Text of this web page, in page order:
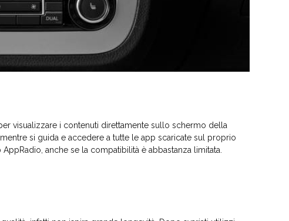
visualizzare i contenuti direttamente sullo schermo della
si guida e accedere a tutte le app scaricate sul proprio
anche se la compatibilità è abbastanza limitata.